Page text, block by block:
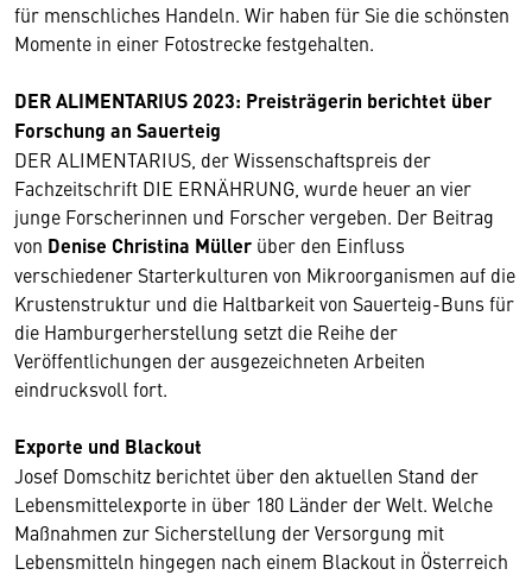
für menschliches Handeln. Wir haben für Sie die schönsten
Momente in einer Fotostrecke festgehalten.
DER ALIMENTARIUS 2023: Preisträgerin berichtet über
Forschung an Sauerteig
DER ALIMENTARIUS, der Wissenschaftspreis der
Fachzeitschrift DIE ERNÄHRUNG, wurde heuer an vier
junge Forscherinnen und Forscher vergeben. Der Beitrag
von Denise Christina Müller über den Einfluss
verschiedener Starterkulturen von Mikroorganismen auf die
Krustenstruktur und die Haltbarkeit von Sauerteig-Buns für
die Hamburgerherstellung setzt die Reihe der
Veröffentlichungen der ausgezeichneten Arbeiten
eindrucksvoll fort.
Exporte und Blackout
Josef Domschitz berichtet über den aktuellen Stand der
Lebensmittelexporte in über 180 Länder der Welt. Welche
Maßnahmen zur Sicherstellung der Versorgung mit
Lebensmitteln hingegen nach einem Blackout in Österreich